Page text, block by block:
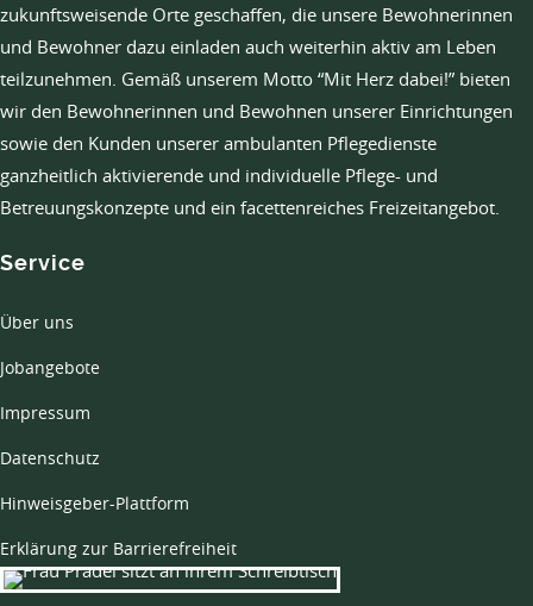
zukunftsweisende Orte geschaffen, die unsere Bewohnerinnen
und Bewohner dazu einladen auch weiterhin aktiv am Leben
teilzunehmen. Gemäß unserem Motto “Mit Herz dabei!” bieten
wir den Bewohnerinnen und Bewohnen unserer Einrichtungen
sowie den Kunden unserer ambulanten Pflegedienste
ganzheitlich aktivierende und individuelle Pflege- und
Betreuungskonzepte und ein facettenreiches Freizeitangebot.
Service
Über uns
Jobangebote
Impressum
Datenschutz
Hinweisgeber-Plattform
Erklärung zur Barrierefreiheit